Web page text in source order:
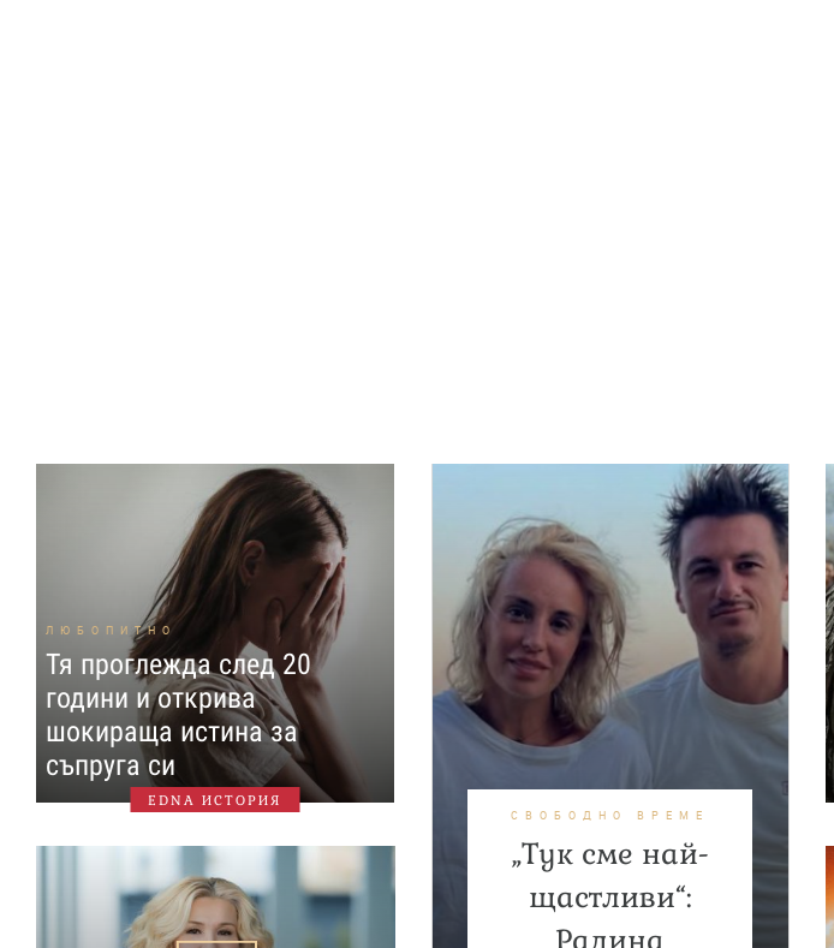
ЛЮБОПИТНО
Тя проглежда след 20
години и открива
шокираща истина за
съпруга си
EDNA ИСТОРИЯ
СВОБОДНО ВРЕМЕ
„Тук сме най-
щастливи“:
Радина